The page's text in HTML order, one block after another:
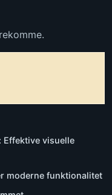
visuelle
moderne funktionalitet